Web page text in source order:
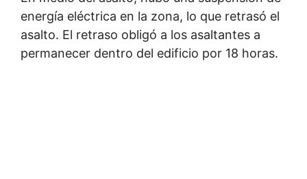
energía eléctrica en la zona, lo que retrasó el
asalto. El retraso obligó a los asaltantes a
permanecer dentro del edificio por 18 horas.